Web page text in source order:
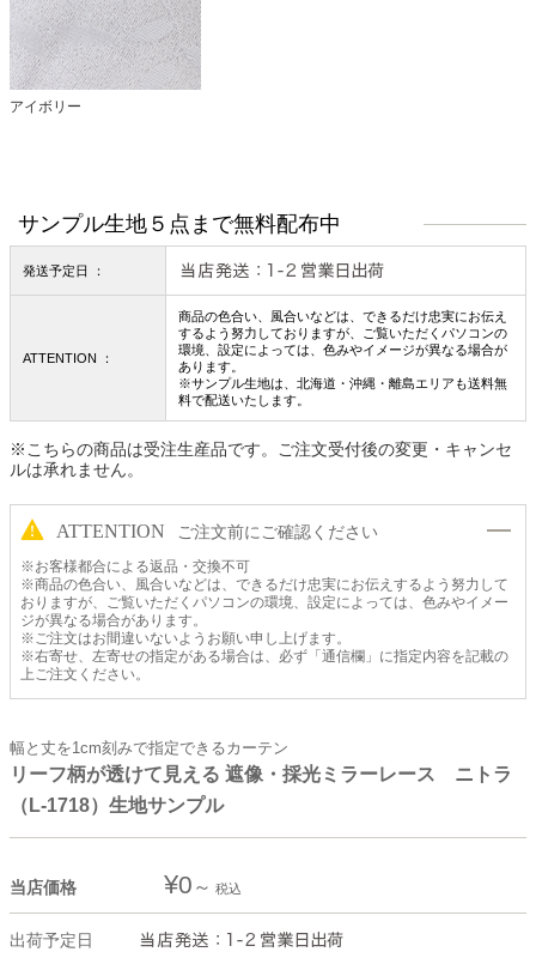
アイボリー
サンプル生地５点まで無料配布中
発送予定日 ：
ATTENTION ：
商品の色合い、風合いなどは、できるだけ忠実にお伝え
するよう努力しておりますが、ご覧いただくパソコンの
環境、設定によっては、色みやイメージが異なる場合が
あります。
※サンプル生地は、北海道・沖縄・離島エリアも送料無
料で配送いたします。
※こちらの商品は受注生産品です。ご注文受付後の変更・キャンセ
ルは承れません。
ATTENTION ご注文前にご確認ください
※お客様都合による返品・交換不可
※商品の色合い、風合いなどは、できるだけ忠実にお伝えするよう努力して
おりますが、ご覧いただくパソコンの環境、設定によっては、色みやイメー
ジが異なる場合があります。
※ご注文はお間違いないようお願い申し上げます。
※右寄せ、左寄せの指定がある場合は、必ず「通信欄」に指定内容を記載の
上ご注文ください。
幅と丈を1cm刻みで指定できるカーテン
リーフ柄が透けて見える 遮像・採光ミラーレース ニトラ
（L-1718）生地サンプル
当店価格 ¥0 税込
出荷予定日